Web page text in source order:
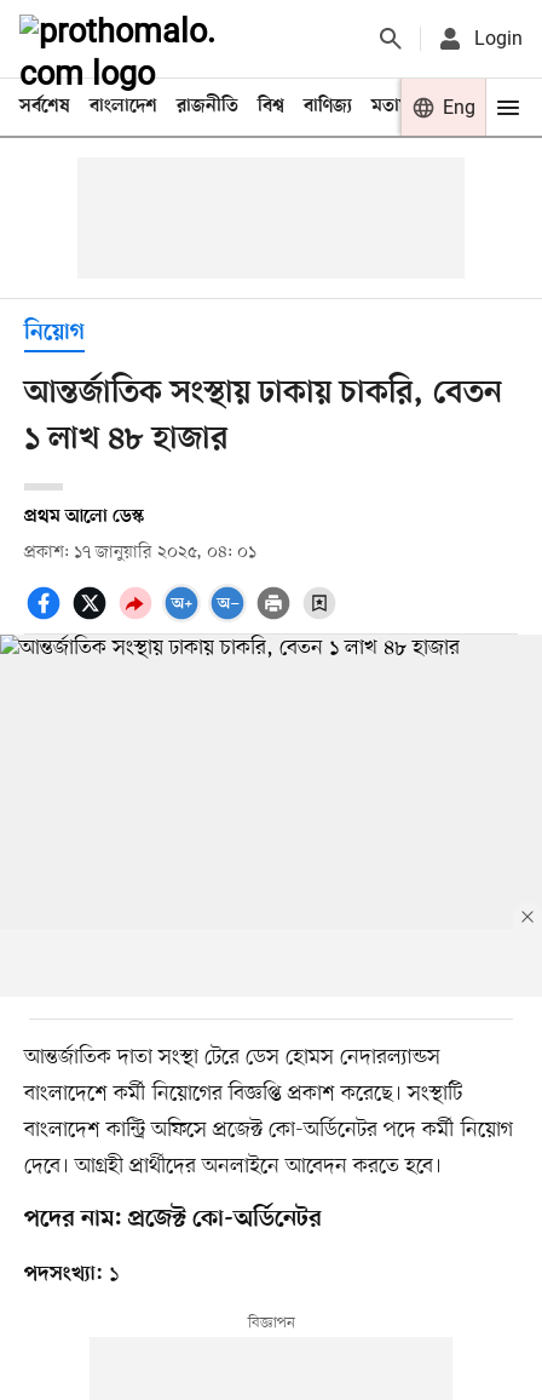
Login
সর্বশেষ বাংলাদেশ রাজনীতি বিশ্ব বাণিজ্য মতামত খেলা
Eng
নিয়োগ
আন্তর্জাতিক সংস্থায় ঢাকায় চাকরি, বেতন
১ লাখ ৪৮ হাজার
প্রথম আলো ডেস্ক
প্রকাশ: ১৭ জানুয়ারি ২০২৫, ০৪: ০১
আন্তর্জাতিক দাতা সংস্থা টেরে ডেস হোমস নেদারল্যান্ডস
বাংলাদেশে কর্মী নিয়োগের বিজ্ঞপ্তি প্রকাশ করেছে। সংস্থাটি
বাংলাদেশ কান্ট্রি অফিসে প্রজেক্ট কো-অর্ডিনেটর পদে কর্মী নিয়োগ
দেবে। আগ্রহী প্রার্থীদের অনলাইনে আবেদন করতে হবে।
পদের নাম: প্রজেক্ট কো-অর্ডিনেটর
পদসংখ্যা: ১